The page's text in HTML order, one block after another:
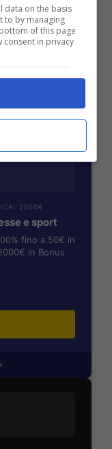
in Bonus
fino a 50€
2050€
e sport
fino a 50€ in
in Bonus
data on the basis
to by managing
of this page
consent in privacy